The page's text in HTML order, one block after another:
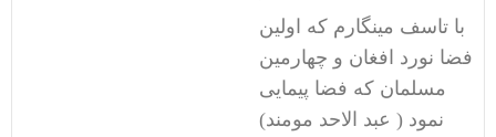
با تاسف مینگارم که اولین
فضا نورد افغان و چهارمین
مسلمان که فضا پیمایی
نمود ( عبد الاحد مومند)